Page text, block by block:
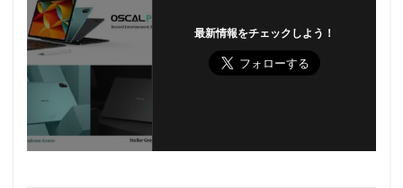
最新情報をチェックしよう！